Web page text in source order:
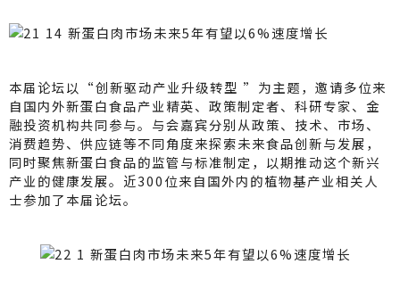
o
本届论坛以“创新驱动产业升级转型 ”为主题，邀请多位来
自国内外新蛋白食品产业精英、政策制定者、科研专家、金
融投资机构共同参与。与会嘉宾分别从政策、技术、市场、
消费趋势、供应链等不同角度来探索未来食品创新与发展，
同时聚焦新蛋白食品的监管与标准制定，以期推动这个新兴
产业的健康发展。近300位来自国外内的植物基产业相关人
士参加了本届论坛。